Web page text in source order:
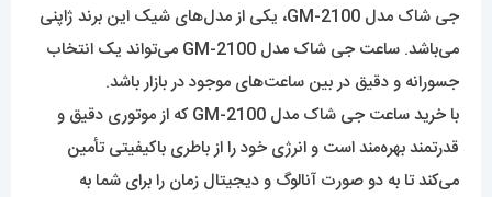
جی شاک مدل GM-2100، یکی از مدل‌های شیک این برند ژاپنی
می‌باشد. ساعت جی شاک مدل GM-2100 می‌تواند یک انتخاب
جسورانه و دقیق در بین ساعت‌های موجود در بازار باشد.
با خرید ساعت جی شاک مدل GM-2100 که از موتوری دقیق و
قدرتمند بهره‌مند است و انرژی خود را از باطری باکیفیتی تأمین
می‌کند تا به دو صورت آنالوگ و دیجیتال زمان را برای شما به